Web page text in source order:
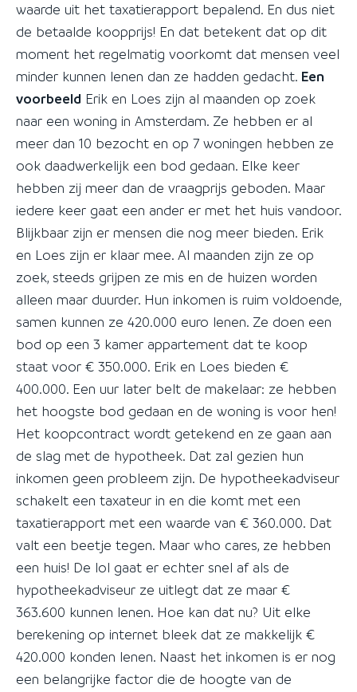
waarde uit het taxatierapport bepalend. En dus niet
de betaalde koopprijs! En dat betekent dat op dit
moment het regelmatig voorkomt dat mensen veel
minder kunnen lenen dan ze hadden gedacht. Een
voorbeeld Erik en Loes zijn al maanden op zoek
naar een woning in Amsterdam. Ze hebben er al
meer dan 10 bezocht en op 7 woningen hebben ze
ook daadwerkelijk een bod gedaan. Elke keer
hebben zij meer dan de vraagprijs geboden. Maar
iedere keer gaat een ander er met het huis vandoor.
Blijkbaar zijn er mensen die nog meer bieden. Erik
en Loes zijn er klaar mee. Al maanden zijn ze op
zoek, steeds grijpen ze mis en de huizen worden
alleen maar duurder. Hun inkomen is ruim voldoende,
samen kunnen ze 420.000 euro lenen. Ze doen een
bod op een 3 kamer appartement dat te koop
staat voor € 350.000. Erik en Loes bieden €
400.000. Een uur later belt de makelaar: ze hebben
het hoogste bod gedaan en de woning is voor hen!
Het koopcontract wordt getekend en ze gaan aan
de slag met de hypotheek. Dat zal gezien hun
inkomen geen probleem zijn. De hypotheekadviseur
schakelt een taxateur in en die komt met een
taxatierapport met een waarde van € 360.000. Dat
valt een beetje tegen. Maar who cares, ze hebben
een huis! De lol gaat er echter snel af als de
hypotheekadviseur ze uitlegt dat ze maar €
363.600 kunnen lenen. Hoe kan dat nu? Uit elke
berekening op internet bleek dat ze makkelijk €
420.000 konden lenen. Naast het inkomen is er nog
een belangrijke factor die de hoogte van de